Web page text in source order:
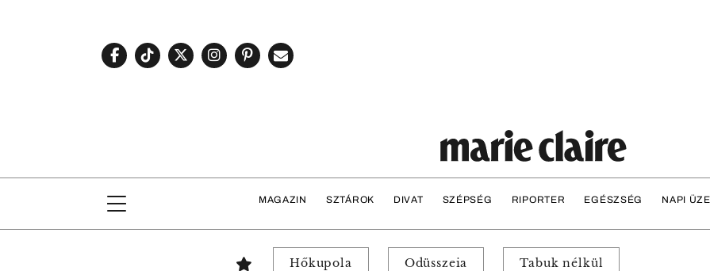
MAGAZIN SZTÁROK DIVAT SZÉPSÉG RIPORTER EGÉSZSÉG NAPI
Hőkupola Odüsszeia Tabuk nélkül